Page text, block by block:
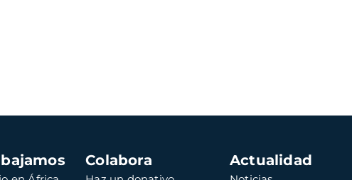
Colabora Actualidad